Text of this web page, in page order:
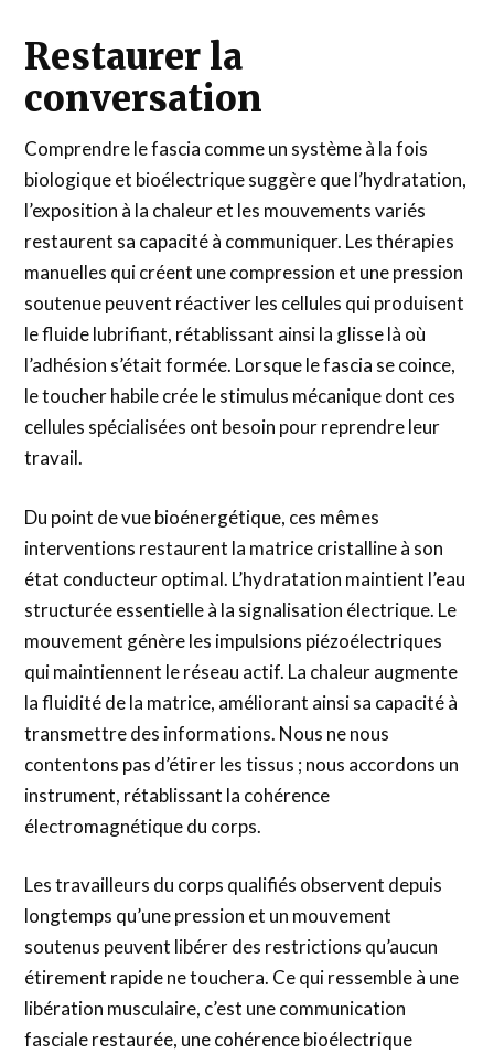
Restaurer la
conversation
Comprendre le fascia comme un système à la fois
biologique et bioélectrique suggère que l’hydratation,
l’exposition à la chaleur et les mouvements variés
restaurent sa capacité à communiquer. Les thérapies
manuelles qui créent une compression et une pression
soutenue peuvent réactiver les cellules qui produisent
le fluide lubrifiant, rétablissant ainsi la glisse là où
l’adhésion s’était formée. Lorsque le fascia se coince,
le toucher habile crée le stimulus mécanique dont ces
cellules spécialisées ont besoin pour reprendre leur
travail.
Du point de vue bioénergétique, ces mêmes
interventions restaurent la matrice cristalline à son
état conducteur optimal. L’hydratation maintient l’eau
structurée essentielle à la signalisation électrique. Le
mouvement génère les impulsions piézoélectriques
qui maintiennent le réseau actif. La chaleur augmente
la fluidité de la matrice, améliorant ainsi sa capacité à
transmettre des informations. Nous ne nous
contentons pas d’étirer les tissus ; nous accordons un
instrument, rétablissant la cohérence
électromagnétique du corps.
Les travailleurs du corps qualifiés observent depuis
longtemps qu’une pression et un mouvement
soutenus peuvent libérer des restrictions qu’aucun
étirement rapide ne touchera. Ce qui ressemble à une
libération musculaire, c’est une communication
fasciale restaurée, une cohérence bioélectrique